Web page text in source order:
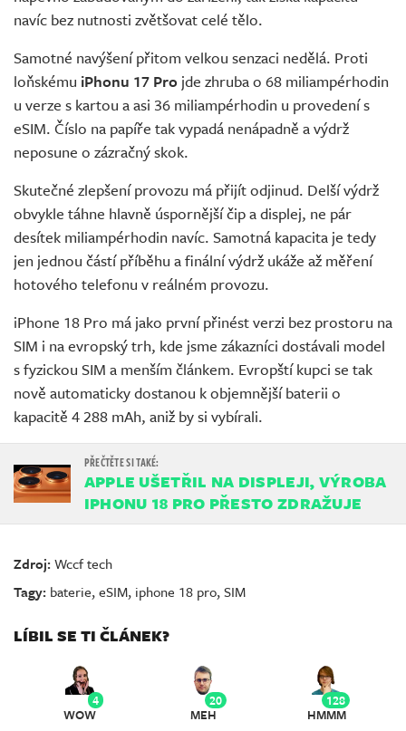
navíc bez nutnosti zvětšovat celé tělo.
Samotné navýšení přitom velkou senzaci nedělá. Proti
loňskému iPhonu 17 Pro jde zhruba o 68 miliampérhodin
u verze s kartou a asi 36 miliampérhodin u provedení s
eSIM. Číslo na papíře tak vypadá nenápadně a výdrž
neposune o zázračný skok.
Skutečné zlepšení provozu má přijít odjinud. Delší výdrž
obvykle táhne hlavně úspornější čip a displej, ne pár
desítek miliampérhodin navíc. Samotná kapacita je tedy
jen jednou částí příběhu a finální výdrž ukáže až měření
hotového telefonu v reálném provozu.
iPhone 18 Pro má jako první přinést verzi bez prostoru na
SIM i na evropský trh, kde jsme zákazníci dostávali model
s fyzickou SIM a menším článkem. Evropští kupci se tak
nově automaticky dostanou k objemnější baterii o
kapacitě 4 288 mAh, aniž by si vybírali.
APPLE UŠETŘIL NA DISPLEJI, VÝROBA
IPHONU 18 PRO PŘESTO ZDRAŽUJE
Zdroj:Wccf tech
Tagy: baterie,eSIM, iphone 18 pro,SIM
LÍBIL SE TI ČLÁNEK?
4
WOW
20
MEH
128
HMMM